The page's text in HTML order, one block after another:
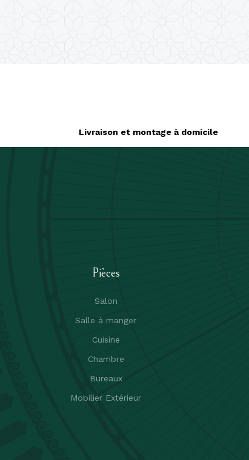
Livraison et montage à domicile
Pièces
Salon
Salle à manger
Cuisine
Chambre
Bureaux
Mobilier Extérieur